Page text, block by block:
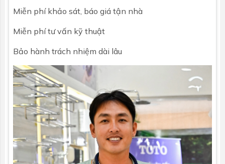
Miễn phí khảo sát, báo giá tận nhà
Miễn phí tư vấn kỹ thuật
Bảo hành trách nhiệm dài lâu